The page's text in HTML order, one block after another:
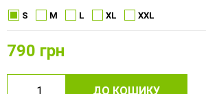
S M L XL XXL
790 грн
ДО КОШИКУ